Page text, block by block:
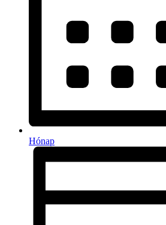
Hónap